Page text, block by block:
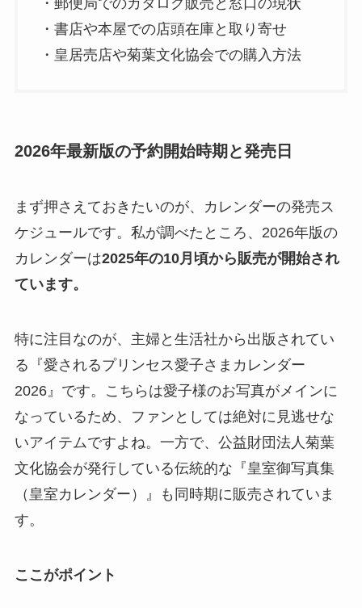
・書店や本屋での店頭在庫と取り寄せ
・皇居売店や菊葉文化協会での購入方法
2026年最新版の予約開始時期と発売日
まず押さえておきたいのが、カレンダーの発売ス
ケジュールです。私が調べたところ、2026年版の
カレンダーは2025年の10月頃から販売が開始され
ています。
特に注目なのが、主婦と生活社から出版されてい
る『愛されるプリンセス愛子さまカレンダー
2026』です。こちらは愛子様のお写真がメインに
なっているため、ファンとしては絶対に見逃せな
いアイテムですよね。一方で、公益財団法人菊葉
文化協会が発行している伝統的な『皇室御写真集
（皇室カレンダー）』も同時期に販売されていま
す。
ここがポイント